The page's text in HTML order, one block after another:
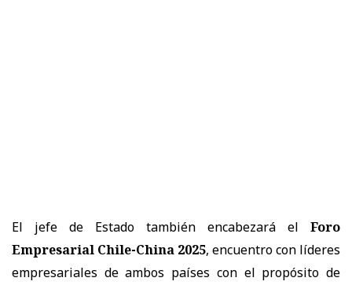
El jefe de Estado también encabezará el Foro
Empresarial Chile-China 2025, encuentro con líderes
empresariales de ambos países con el propósito de